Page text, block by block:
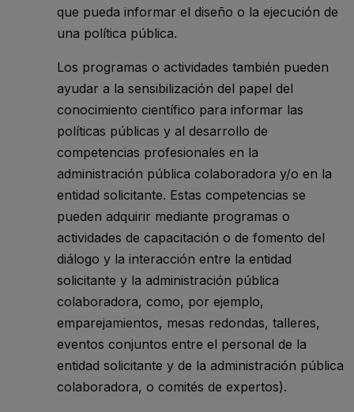
que pueda informar el diseño o la ejecución de
una política pública.
Los programas o actividades también pueden
ayudar a la sensibilización del papel del
conocimiento científico para informar las
políticas públicas y al desarrollo de
competencias profesionales en la
administración pública colaboradora y/o en la
entidad solicitante. Estas competencias se
pueden adquirir mediante programas o
actividades de capacitación o de fomento del
diálogo y la interacción entre la entidad
solicitante y la administración pública
colaboradora, como, por ejemplo,
emparejamientos, mesas redondas, talleres,
eventos conjuntos entre el personal de la
entidad solicitante y de la administración pública
colaboradora, o comités de expertos).